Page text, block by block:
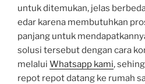
untuk ditemukan, jelas
edar karena membutuhkan
panjang untuk
solusi tersebut dengan cara
melalui Whatsapp kami,
repot repot datang ke rumah